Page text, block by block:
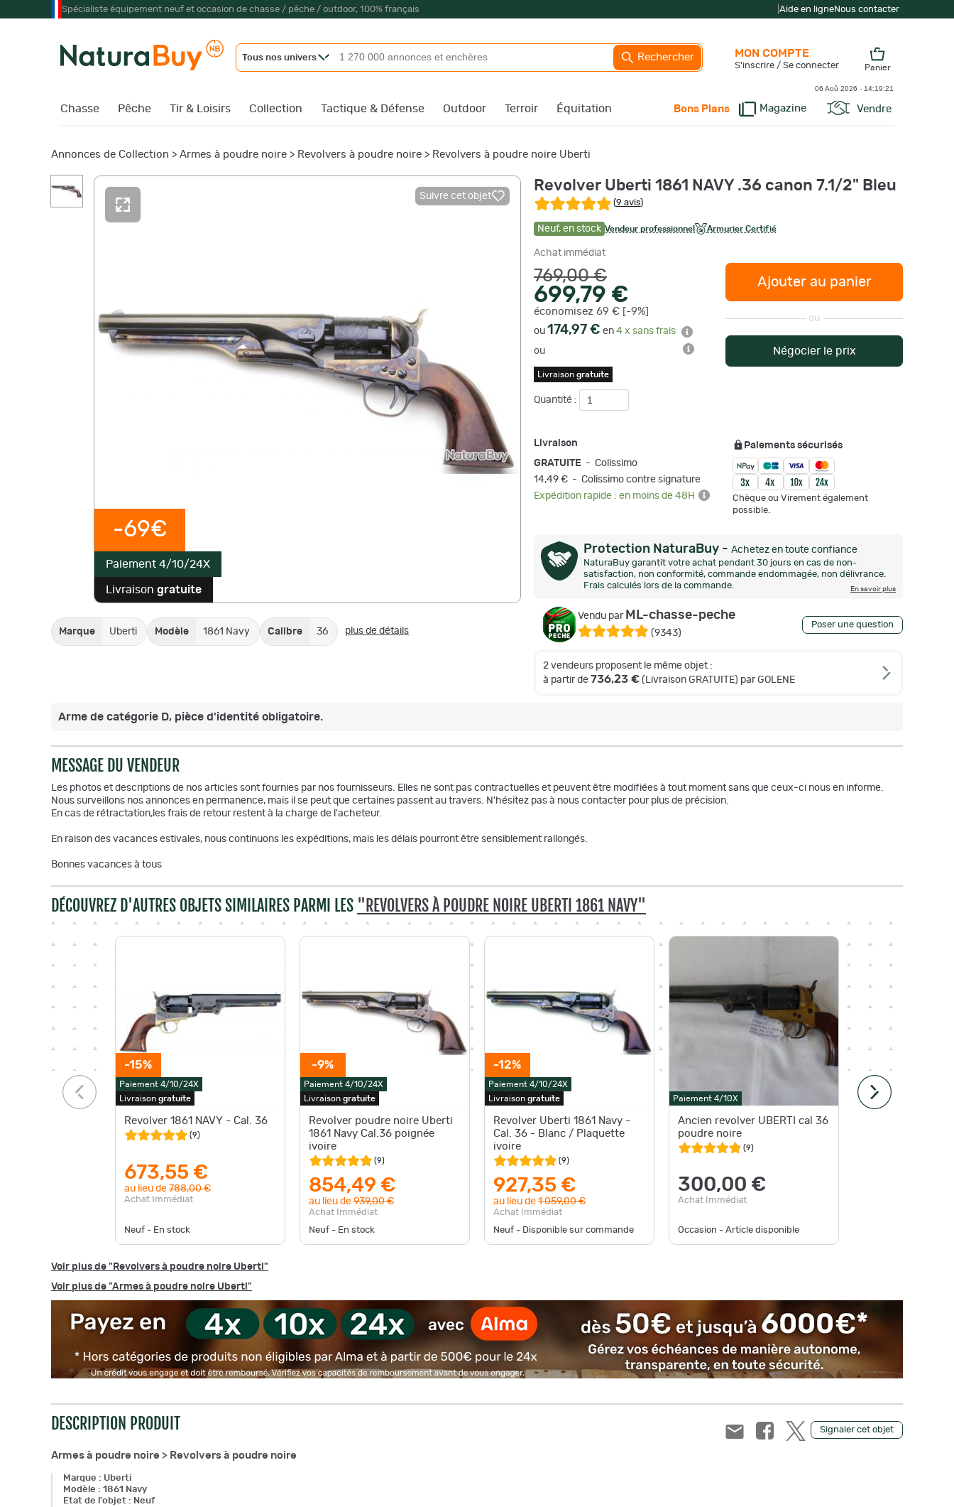
Spécialiste équipement neuf et occasion de chasse / pêche / outdoor, 100% français Aide en ligneNous contacter
Tous nos univers Rechercher
Chasse Pêche Tir & Loisirs Collection Tactique & Défense Outdoor Terroir Équitation Bons Plans Magazine Vendre
MON COMPTE
S'inscrire / Se connecter Panier
06 Aoû 2026 - 14:19:22
Annonces de Collection > Armes à poudre noire > Revolvers à poudre noire > Revolvers à poudre noire Uberti
-69€
Paiement 4/10/24X
Livraison gratuite
Suivre cet objet
Marque Uberti Modèle 1861 Navy Calibre 36 plus de détails
Revolver Uberti 1861 NAVY .36 canon 7.1/2" Bleu
(9 avis)
Neuf, en stock Vendeur professionnel Armurier Certifié
Achat immédiat
769,00 €
699,79 €
économisez 69 € [-9%]
ou 174,97 € en 4 x sans frais
ou
Livraison gratuite
Quantité :
Ajouter au panier
ou
Négocier le prix
Livraison
GRATUITE - Colissimo
14,49 € - Colissimo contre signature
Expédition rapide : en moins de 48H
Paiements sécurisés
Chèque ou Virement également
possible.
Protection NaturaBuy - Achetez en toute confiance
NaturaBuy garantit votre achat pendant 30 jours en cas de non-
satisfaction, non conformité, commande endommagée, non délivrance.
Frais calculés lors de la commande.
En savoir plus
Vendu par ML-chasse-peche
(9343)
Poser une question
2 vendeurs proposent le même objet :
à partir de 736,23 € (Livraison GRATUITE) par GOLENE
Arme de catégorie D, pièce d'identité obligatoire.
MESSAGE DU VENDEUR
Les photos et descriptions de nos articles sont fournies par nos fournisseurs. Elles ne sont pas contractuelles et peuvent être modifiées à tout moment sans que ceux-ci nous en informe.
Nous surveillons nos annonces en permanence, mais il se peut que certaines passent au travers. N'hésitez pas à nous contacter pour plus de précision.
En cas de rétractation,les frais de retour restent à la charge de l'acheteur.
En raison des vacances estivales, nous continuons les expéditions, mais les délais pourront être sensiblement rallongés.
Bonnes vacances à tous
DÉCOUVREZ D'AUTRES OBJETS SIMILAIRES PARMI LES "REVOLVERS À POUDRE NOIRE UBERTI 1861 NAVY"
-15%
Paiement 4/10/24X
Livraison gratuite
Revolver 1861 NAVY - Cal. 36
(9)
673,55 €
au lieu de 788,00 €
Achat Immédiat
Neuf - En stock
-9%
Paiement 4/10/24X
Livraison gratuite
Revolver poudre noire Uberti
1861 Navy Cal.36 poignée
ivoire
(9)
854,49 €
au lieu de 939,00 €
Achat Immédiat
Neuf - En stock
-12%
Paiement 4/10/24X
Livraison gratuite
Revolver Uberti 1861 Navy -
Cal. 36 - Blanc / Plaquette
ivoire
(9)
927,35 €
au lieu de 1 059,00 €
Achat Immédiat
Neuf - Disponible sur commande
Paiement 4/10X
Ancien revolver UBERTI cal 36
poudre noire
(9)
300,00 €
Achat Immédiat
Occasion - Article disponible
Voir plus de "Revolvers à poudre noire Uberti"
Voir plus de "Armes à poudre noire Uberti"
Signaler cet objet
DESCRIPTION PRODUIT
Armes à poudre noire > Revolvers à poudre noire
Marque : Uberti
Modèle : 1861 Navy
Etat de l'objet : Neuf